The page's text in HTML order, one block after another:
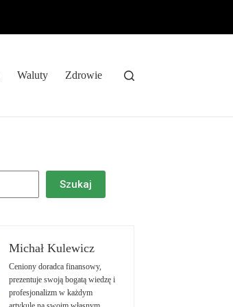
Waluty Zdrowie
Szukaj
Michał Kulewicz
Ceniony doradca finansowy,
prezentuje swoją bogatą wiedzę i
profesjonalizm w każdym